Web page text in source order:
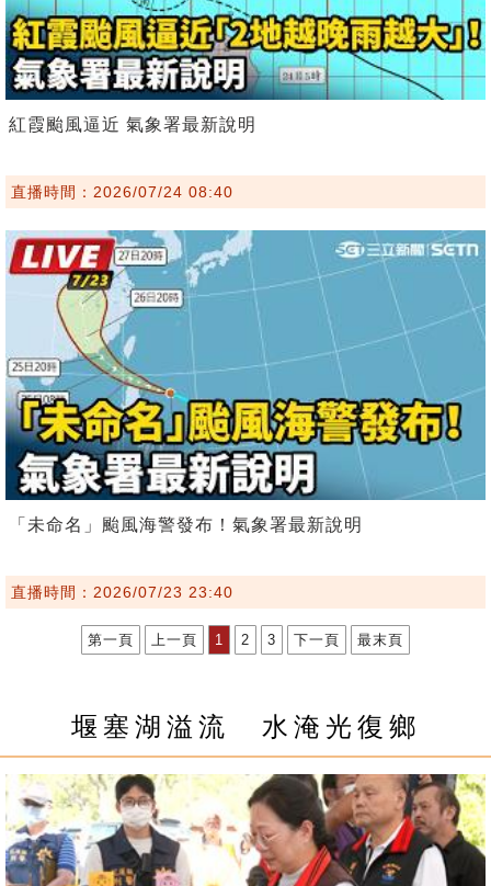
紅霞颱風逼近 氣象署最新說明
直播時間：2026/07/24 08:40
「未命名」颱風海警發布！氣象署最新說明
直播時間：2026/07/23 23:40
第一頁 上一頁 1 2 3 下一頁 最末頁
堰塞湖溢流 水淹光復鄉